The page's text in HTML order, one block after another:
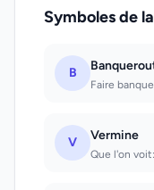
Symboles de
B
V Vermine